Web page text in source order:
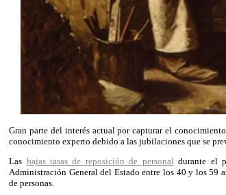
Gran parte del interés actual por capturar el
conocimiento experto debido a las jubilaciones que se
Las bajas tasas de reposición de personal durante el
Administración General del Estado entre los 40 y los 59
de personas.